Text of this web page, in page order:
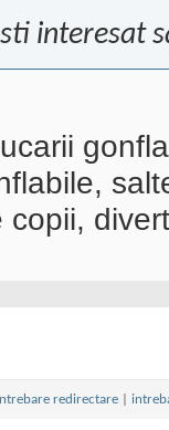
interesat
copii,
redirectare